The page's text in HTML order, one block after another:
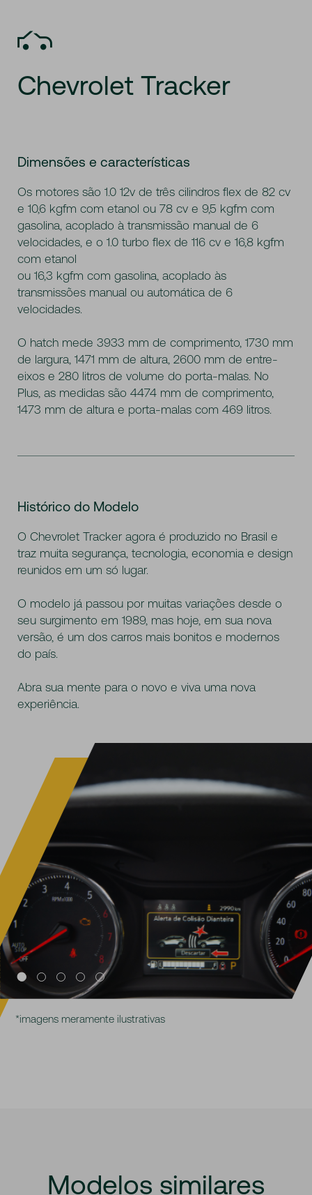
Chevrolet Tracker
Dimensões e características
Os motores são 1.0 12v de três cilindros flex de 82 cv
e 10,6 kgfm com etanol ou 78 cv e 9,5 kgfm com
gasolina, acoplado à transmissão manual de 6
velocidades, e o 1.0 turbo flex de 116 cv e 16,8 kgfm
com etanol
ou 16,3 kgfm com gasolina, acoplado às
transmissões manual ou automática de 6
velocidades.
O hatch mede 3933 mm de comprimento, 1730 mm
de largura, 1471 mm de altura, 2600 mm de entre-
eixos e 280 litros de volume do porta-malas. No
Plus, as medidas são 4474 mm de comprimento,
1473 mm de altura e porta-malas com 469 litros.
Histórico do Modelo
O Chevrolet Tracker agora é produzido no Brasil e
traz muita segurança, tecnologia, economia e design
reunidos em um só lugar.
O modelo já passou por muitas variações desde o
seu surgimento em 1989, mas hoje, em sua nova
versão, é um dos carros mais bonitos e modernos
do país.
Abra sua mente para o novo e viva uma nova
experiência.
*imagens meramente ilustrativas
Modelos similares